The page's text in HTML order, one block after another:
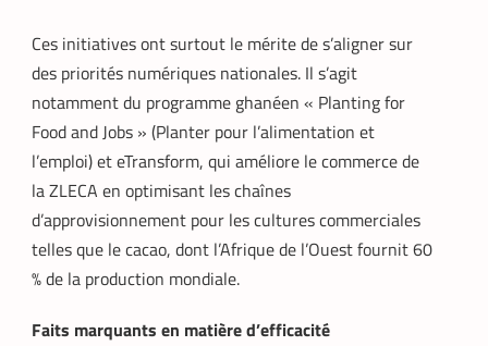
Ces initiatives ont surtout le mérite de s’aligner sur
des priorités numériques nationales. Il s’agit
notamment du programme ghanéen « Planting for
Food and Jobs » (Planter pour l’alimentation et
l’emploi) et eTransform, qui améliore le commerce de
la ZLECA en optimisant les chaînes
d’approvisionnement pour les cultures commerciales
telles que le cacao, dont l’Afrique de l’Ouest fournit 60
% de la production mondiale.
Faits marquants en matière d’efficacité